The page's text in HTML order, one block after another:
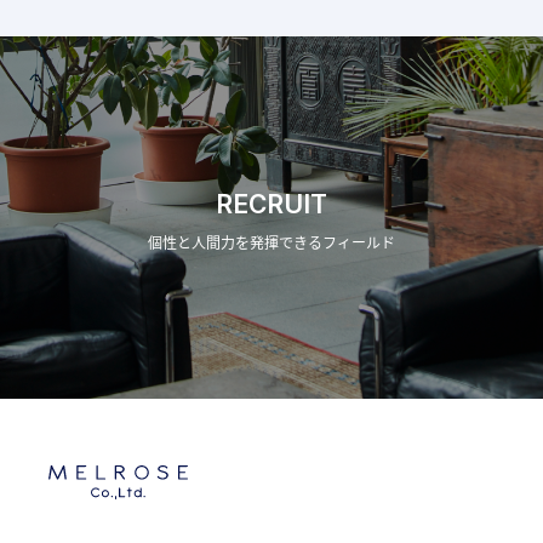
RECRUIT
個性と人間力を発揮できるフィールド